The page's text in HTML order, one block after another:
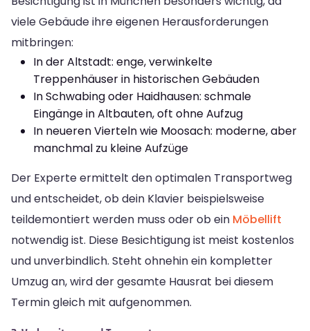
viele Gebäude ihre eigenen Herausforderungen
mitbringen:
In der Altstadt: enge, verwinkelte
Treppenhäuser in historischen Gebäuden
In Schwabing oder Haidhausen: schmale
Eingänge in Altbauten, oft ohne Aufzug
In neueren Vierteln wie Moosach: moderne, aber
manchmal zu kleine Aufzüge
Der Experte ermittelt den optimalen Transportweg
und entscheidet, ob dein Klavier beispielsweise
teildemontiert werden muss oder ob ein Möbellift
notwendig ist. Diese Besichtigung ist meist kostenlos
und unverbindlich. Steht ohnehin ein kompletter
Umzug an, wird der gesamte Hausrat bei diesem
Termin gleich mit aufgenommen.